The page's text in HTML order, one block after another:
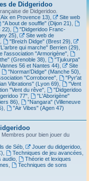
de Didgeridoo
de Didgeridoo.
en Provence 13)
Site web
"A bout de souffle" (Dijon 21)
22)
"Didgeridoo Franc-
25)
Site web de
"Breizh Didge" (Brest 29)
qui marche" Berrien (29)
l'association "Armorigène",
(Grenoble 38)
"Tjukurpa"
56 et Nantes 44)
Site
"Norman'Didge" (Manche 50)
"Corroboree",
"Pyr'at
Vibrations" (Lyon 69)
"Vent
"Vent du rêve",
"Didgeridoo
77",
"L'Aborigène"
86)
"Nangara" (Villeneuve
"Air Vibes" (Agen 47)
pour bien jouer du
de Séb, Jouer du didgeridoo,
Techniques de jeu avancées
audio,
Théorie et lexiques
Techniques de sons